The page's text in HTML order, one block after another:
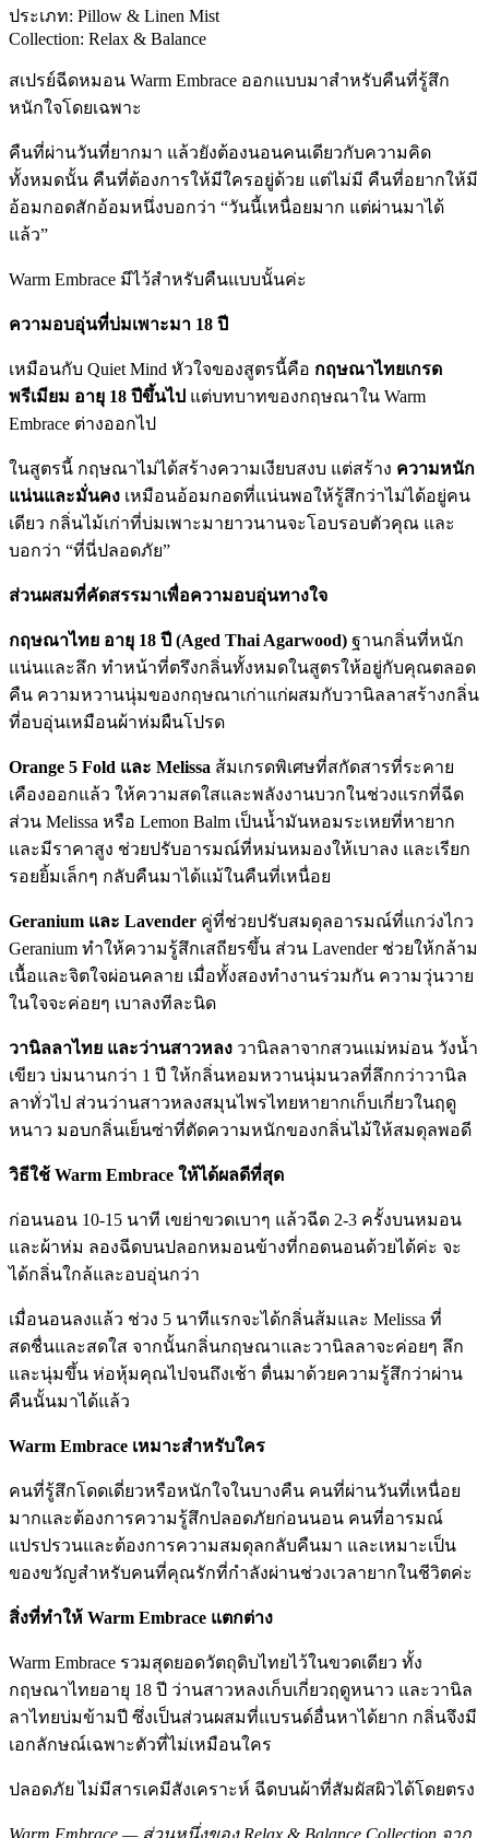
ประเภท: Pillow & Linen Mist
Collection: Relax & Balance
สเปรย์ฉีดหมอน Warm Embrace ออกแบบมาสำหรับคืนที่รู้สึก
หนักใจโดยเฉพาะ
คืนที่ผ่านวันที่ยากมา แล้วยังต้องนอนคนเดียวกับความคิด
ทั้งหมดนั้น คืนที่ต้องการให้มีใครอยู่ด้วย แต่ไม่มี คืนที่อยากให้มี
อ้อมกอดสักอ้อมหนึ่งบอกว่า “วันนี้เหนื่อยมาก แต่ผ่านมาได้
แล้ว”
Warm Embrace มีไว้สำหรับคืนแบบนั้นค่ะ
ความอบอุ่นที่บ่มเพาะมา 18 ปี
เหมือนกับ Quiet Mind หัวใจของสูตรนี้คือ กฤษณาไทยเกรด
พรีเมียม อายุ 18 ปีขึ้นไป แต่บทบาทของกฤษณาใน Warm
Embrace ต่างออกไป
ในสูตรนี้ กฤษณาไม่ได้สร้างความเงียบสงบ แต่สร้าง ความหนัก
แน่นและมั่นคง เหมือนอ้อมกอดที่แน่นพอให้รู้สึกว่าไม่ได้อยู่คน
เดียว กลิ่นไม้เก่าที่บ่มเพาะมายาวนานจะโอบรอบตัวคุณ และ
บอกว่า “ที่นี่ปลอดภัย”
ส่วนผสมที่คัดสรรมาเพื่อความอบอุ่นทางใจ
กฤษณาไทย อายุ 18 ปี (Aged Thai Agarwood) ฐานกลิ่นที่หนัก
แน่นและลึก ทำหน้าที่ตรึงกลิ่นทั้งหมดในสูตรให้อยู่กับคุณตลอด
คืน ความหวานนุ่มของกฤษณาเก่าแก่ผสมกับวานิลลาสร้างกลิ่น
ที่อบอุ่นเหมือนผ้าห่มผืนโปรด
Orange 5 Fold และ Melissa ส้มเกรดพิเศษที่สกัดสารที่ระคาย
เคืองออกแล้ว ให้ความสดใสและพลังงานบวกในช่วงแรกที่ฉีด
ส่วน Melissa หรือ Lemon Balm เป็นน้ำมันหอมระเหยที่หายาก
และมีราคาสูง ช่วยปรับอารมณ์ที่หม่นหมองให้เบาลง และเรียก
รอยยิ้มเล็กๆ กลับคืนมาได้แม้ในคืนที่เหนื่อย
Geranium และ Lavender คู่ที่ช่วยปรับสมดุลอารมณ์ที่แกว่งไกว
Geranium ทำให้ความรู้สึกเสถียรขึ้น ส่วน Lavender ช่วยให้กล้าม
เนื้อและจิตใจผ่อนคลาย เมื่อทั้งสองทำงานร่วมกัน ความวุ่นวาย
ในใจจะค่อยๆ เบาลงทีละนิด
วานิลลาไทย และว่านสาวหลง วานิลลาจากสวนแม่หม่อน วังน้ำ
เขียว บ่มนานกว่า 1 ปี ให้กลิ่นหอมหวานนุ่มนวลที่ลึกกว่าวานิล
ลาทั่วไป ส่วนว่านสาวหลงสมุนไพรไทยหายากเก็บเกี่ยวในฤดู
หนาว มอบกลิ่นเย็นซ่าที่ตัดความหนักของกลิ่นไม้ให้สมดุลพอดี
วิธีใช้ Warm Embrace ให้ได้ผลดีที่สุด
ก่อนนอน 10-15 นาที เขย่าขวดเบาๆ แล้วฉีด 2-3 ครั้งบนหมอน
และผ้าห่ม ลองฉีดบนปลอกหมอนข้างที่กอดนอนด้วยได้ค่ะ จะ
ได้กลิ่นใกล้และอบอุ่นกว่า
เมื่อนอนลงแล้ว ช่วง 5 นาทีแรกจะได้กลิ่นส้มและ Melissa ที่
สดชื่นและสดใส จากนั้นกลิ่นกฤษณาและวานิลลาจะค่อยๆ ลึก
และนุ่มขึ้น ห่อหุ้มคุณไปจนถึงเช้า ตื่นมาด้วยความรู้สึกว่าผ่าน
คืนนั้นมาได้แล้ว
Warm Embrace เหมาะสำหรับใคร
คนที่รู้สึกโดดเดี่ยวหรือหนักใจในบางคืน คนที่ผ่านวันที่เหนื่อย
มากและต้องการความรู้สึกปลอดภัยก่อนนอน คนที่อารมณ์
แปรปรวนและต้องการความสมดุลกลับคืนมา และเหมาะเป็น
ของขวัญสำหรับคนที่คุณรักที่กำลังผ่านช่วงเวลายากในชีวิตค่ะ
สิ่งที่ทำให้ Warm Embrace แตกต่าง
Warm Embrace รวมสุดยอดวัตถุดิบไทยไว้ในขวดเดียว ทั้ง
กฤษณาไทยอายุ 18 ปี ว่านสาวหลงเก็บเกี่ยวฤดูหนาว และวานิล
ลาไทยบ่มข้ามปี ซึ่งเป็นส่วนผสมที่แบรนด์อื่นหาได้ยาก กลิ่นจึงมี
เอกลักษณ์เฉพาะตัวที่ไม่เหมือนใคร
ปลอดภัย ไม่มีสารเคมีสังเคราะห์ ฉีดบนผ้าที่สัมผัสผิวได้โดยตรง
Warm Embrace — ส่วนหนึ่งของ Relax & Balance Collection จาก